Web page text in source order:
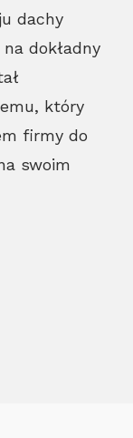
dachy
dokładny
który
firmy do
swoim